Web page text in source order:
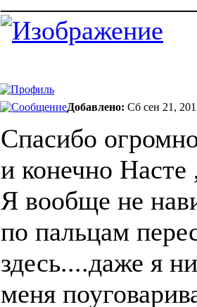
Добавлено: Сб сен 21,
Спасибо
и конечно Насте
Я вообще не
по пальцам
здесь....даже я
меня